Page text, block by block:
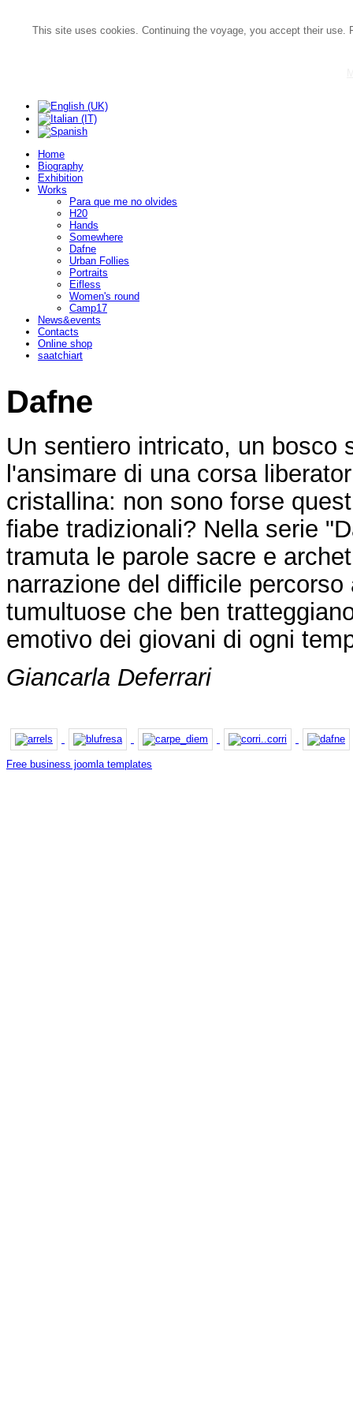
This site uses cookies. Continuing the voyage, you accept their
Home
Biography
Exhibition
Works
Para que me no olvides
H20
Hands
Somewhere
Dafne
Urban Follies
Portraits
Eifless
Women's round
Camp17
News&events
Contacts
Online shop
saatchiart
Dafne
Un sentiero intricato, un bosco
l'ansimare di una corsa
cristallina: non sono forse
fiabe tradizionali? Nella serie
tramuta le parole sacre e
narrazione del difficile
tumultuose che ben
emotivo dei giovani di ogni
Giancarla Deferrari
Free business joomla templates